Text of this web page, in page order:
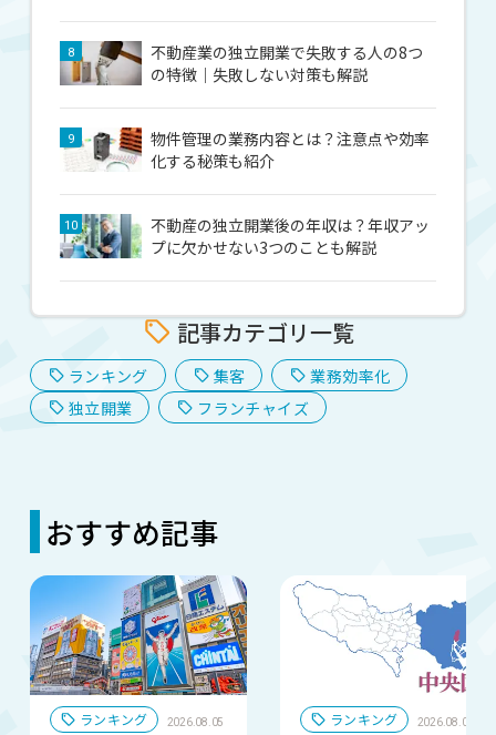
8
不動産業の独立開業で失敗する人の8つ
の特徴｜失敗しない対策も解説
9
物件管理の業務内容とは？注意点や効率
化する秘策も紹介
10
不動産の独立開業後の年収は？年収アッ
プに欠かせない3つのことも解説
記事カテゴリ一覧
ランキング 集客
業務効率化
独立開業
フランチャイズ
おすすめ記事
ランキング 2026.08.05 ランキング 2026.08.04